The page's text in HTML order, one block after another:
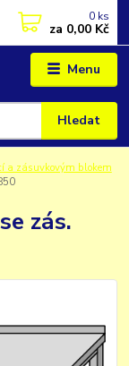
Menu
Hledat
0 ks
za 0,00 Kč
a zásuvkovým blokem
zás.